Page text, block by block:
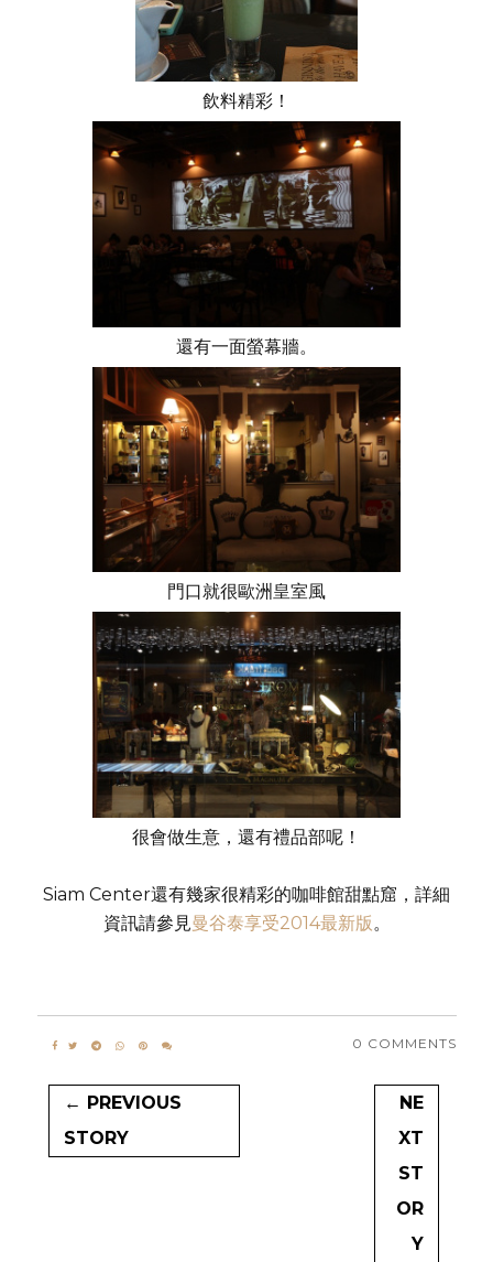
飲料精彩！
還有一面螢幕牆。
門口就很歐洲皇室風
很會做生意，還有禮品部呢！
Siam Center還有幾家很精彩的咖啡館甜點窟，詳細
資訊請參見曼谷泰享受2014最新版。
0 COMMENTS
← PREVIOUS
STORY
NE
XT
ST
OR
Y